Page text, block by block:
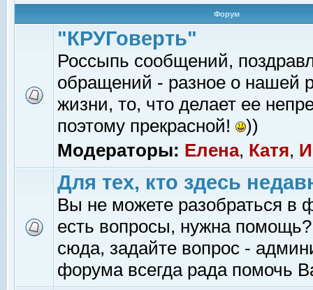
Форум
"КРУГоверть"
Россыпь сообщений,
обращений - разное о нашей
жизни, то, что делает ее
поэтому прекрасной!
))
Модераторы: Елена, Катя,
Для тех, кто здесь
Вы не можете разобраться в
есть вопросы, нужна помощь?
сюда, задайте вопрос -
форума всегда рада помочь